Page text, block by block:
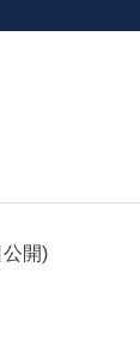
公開)